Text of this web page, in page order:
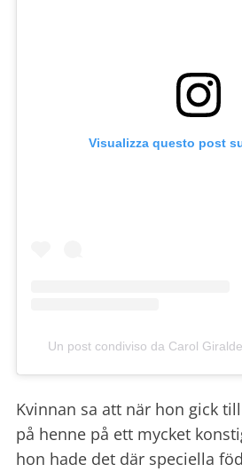
Visualizza questo post
Un post condiviso da Carol
Kvinnan sa att när hon gick
på henne på ett mycket
hon hade det där speciella